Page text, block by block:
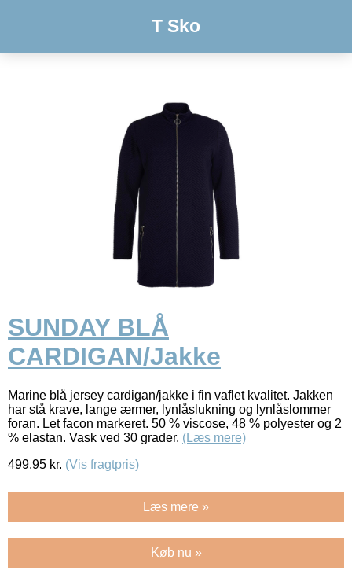
T Sko
SUNDAY BLÅ
CARDIGAN/Jakke
Marine blå jersey cardigan/jakke i fin vaflet kvalitet. Jakken
har stå krave, lange ærmer, lynlåslukning og lynlåslommer
foran. Let facon markeret. 50 % viscose, 48 % polyester og 2
% elastan. Vask ved 30 grader. (Læs mere)
499.95 kr. (Vis fragtpris)
Læs mere »
Køb nu »